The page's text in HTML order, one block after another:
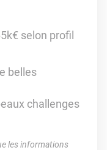
selon profil
belles
challenges
les informations